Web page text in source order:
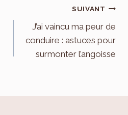
SUIVANT
J’ai vaincu ma peur de
conduire : astuces pour
surmonter l’angoisse